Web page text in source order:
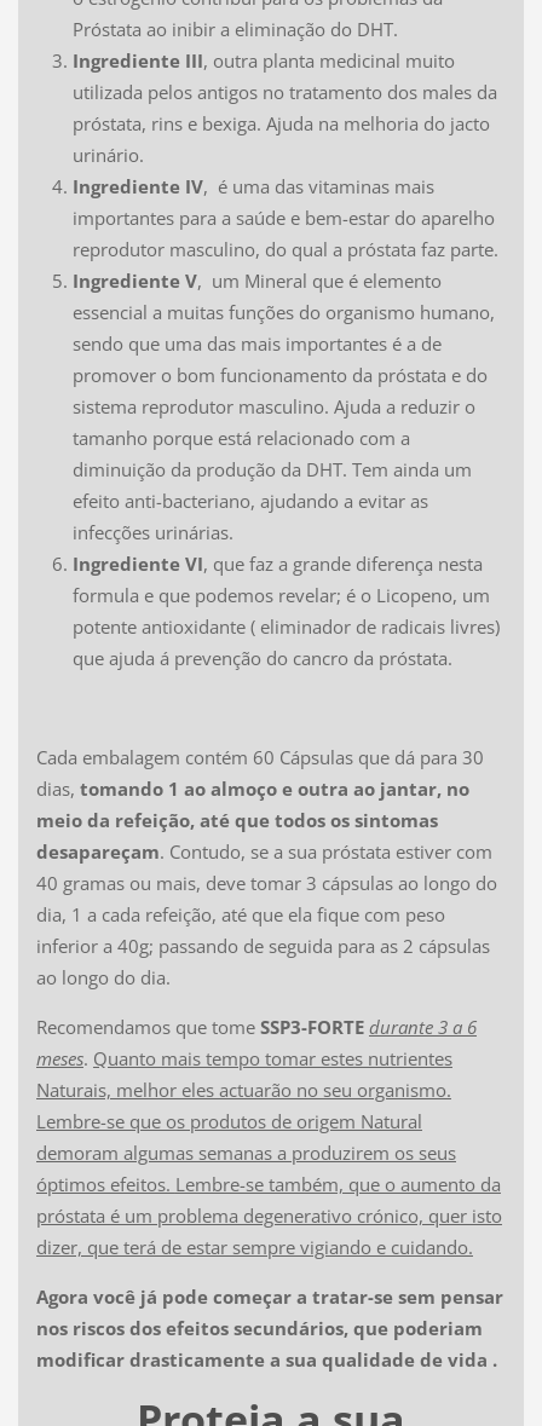
Próstata ao inibir a eliminação do DHT.
Ingrediente III, outra planta medicinal muito
utilizada pelos antigos no tratamento dos males da
próstata, rins e bexiga. Ajuda na melhoria do jacto
urinário.
Ingrediente IV, é uma das vitaminas mais
importantes para a saúde e bem-estar do aparelho
reprodutor masculino, do qual a próstata faz parte.
Ingrediente V, um Mineral que é elemento
essencial a muitas funções do organismo humano,
sendo que uma das mais importantes é a de
promover o bom funcionamento da próstata e do
sistema reprodutor masculino. Ajuda a reduzir o
tamanho porque está relacionado com a
diminuição da produção da DHT. Tem ainda um
efeito anti-bacteriano, ajudando a evitar as
infecções urinárias.
Ingrediente VI, que faz a grande diferença nesta
formula e que podemos revelar; é o Licopeno, um
potente antioxidante ( eliminador de radicais livres)
que ajuda á prevenção do cancro da próstata.
Cada embalagem contém 60 Cápsulas que dá para 30
dias, tomando 1 ao almoço e outra ao jantar, no
meio da refeição, até que todos os sintomas
desapareçam. Contudo, se a sua próstata estiver com
40 gramas ou mais, deve tomar 3 cápsulas ao longo do
dia, 1 a cada refeição, até que ela fique com peso
inferior a 40g; passando de seguida para as 2 cápsulas
ao longo do dia.
Recomendamos que tome SSP3-FORTE durante 3 a 6
meses. Quanto mais tempo tomar estes nutrientes
Naturais, melhor eles actuarão no seu organismo.
Lembre-se que os produtos de origem Natural
demoram algumas semanas a produzirem os seus
óptimos efeitos. Lembre-se também, que o aumento da
próstata é um problema degenerativo crónico, quer isto
dizer, que terá de estar sempre vigiando e cuidando.
Agora você já pode começar a tratar-se sem pensar
nos riscos dos efeitos secundários, que poderiam
modificar drasticamente a sua qualidade de vida .